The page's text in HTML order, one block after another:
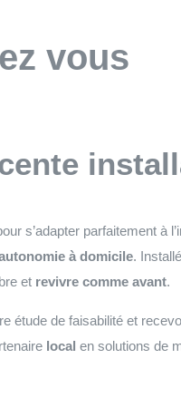
vous
s’adapter parfaitement à
à domicile.
et revivre comme avant.
étude de faisabilité et
local en solutions de